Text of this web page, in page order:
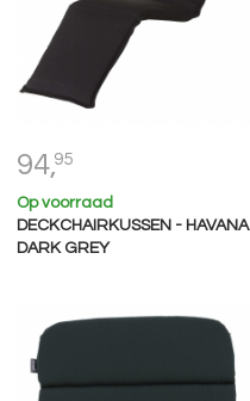
94,95
Op voorraad
DECKCHAIRKUSSEN - HAVANA
DARK GREY